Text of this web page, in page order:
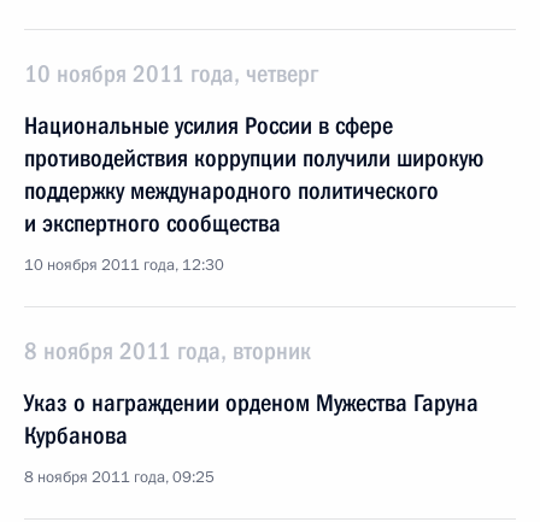
10 ноября 2011 года, четверг
Национальные усилия России в сфере
противодействия коррупции получили широкую
поддержку международного политического
и экспертного сообщества
10 ноября 2011 года, 12:30
8 ноября 2011 года, вторник
Указ о награждении орденом Мужества Гаруна
Курбанова
8 ноября 2011 года, 09:25